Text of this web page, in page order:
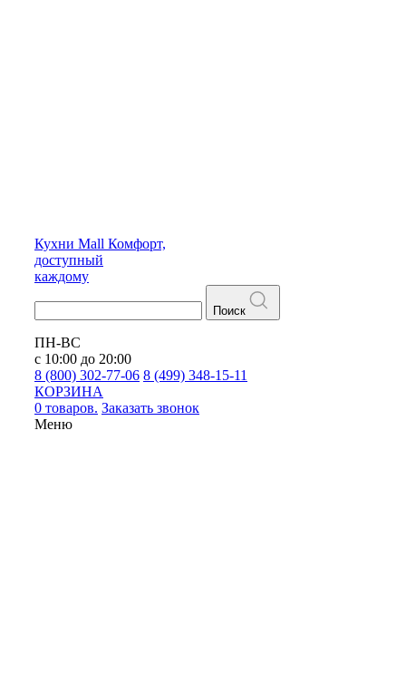
Кухни Mall Комфорт,
доступный
каждому
Поиск
ПН-ВС
с 10:00 до 20:00
8 (800) 302-77-06 8 (499) 348-15-11
КОРЗИНА
0 товаров. Заказать звонок
Меню